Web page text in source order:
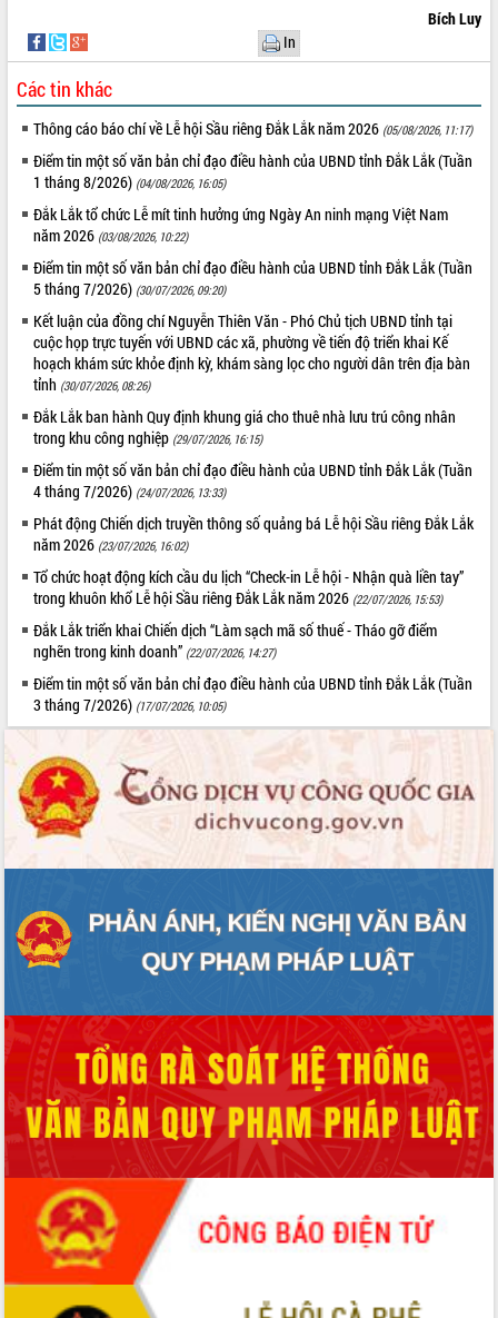
Bích Luy
In
Các tin khác
Thông cáo báo chí về Lễ hội Sầu riêng Đắk Lắk năm 2026 (05/08/2026, 11:17)
Điểm tin một số văn bản chỉ đạo điều hành của UBND tỉnh Đắk Lắk (Tuần
1 tháng 8/2026) (04/08/2026, 16:05)
Đắk Lắk tổ chức Lễ mít tinh hưởng ứng Ngày An ninh mạng Việt Nam
năm 2026 (03/08/2026, 10:22)
Điểm tin một số văn bản chỉ đạo điều hành của UBND tỉnh Đắk Lắk (Tuần
5 tháng 7/2026) (30/07/2026, 09:20)
Kết luận của đồng chí Nguyễn Thiên Văn - Phó Chủ tịch UBND tỉnh tại
cuộc họp trực tuyến với UBND các xã, phường về tiến độ triển khai Kế
hoạch khám sức khỏe định kỳ, khám sàng lọc cho người dân trên địa bàn
tỉnh (30/07/2026, 08:26)
Đắk Lắk ban hành Quy định khung giá cho thuê nhà lưu trú công nhân
trong khu công nghiệp (29/07/2026, 16:15)
Điểm tin một số văn bản chỉ đạo điều hành của UBND tỉnh Đắk Lắk (Tuần
4 tháng 7/2026) (24/07/2026, 13:33)
Phát động Chiến dịch truyền thông số quảng bá Lễ hội Sầu riêng Đắk Lắk
năm 2026 (23/07/2026, 16:02)
Tổ chức hoạt động kích cầu du lịch “Check-in Lễ hội - Nhận quà liền tay”
trong khuôn khổ Lễ hội Sầu riêng Đắk Lắk năm 2026 (22/07/2026, 15:53)
Đắk Lắk triển khai Chiến dịch “Làm sạch mã số thuế - Tháo gỡ điểm
nghẽn trong kinh doanh” (22/07/2026, 14:27)
Điểm tin một số văn bản chỉ đạo điều hành của UBND tỉnh Đắk Lắk (Tuần
3 tháng 7/2026) (17/07/2026, 10:05)